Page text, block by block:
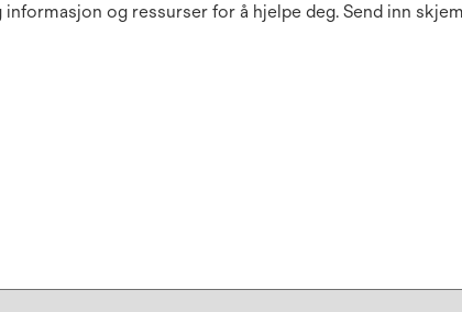
og ressurser for å hjelpe deg. Send inn